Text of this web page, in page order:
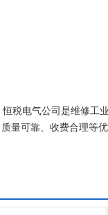
税电气公司是维修
量可靠、收费合理等